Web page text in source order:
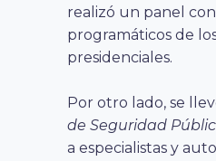
realizó un panel
programáticos de
presidenciales.
Por otro lado, se
de Seguridad
a especialistas y